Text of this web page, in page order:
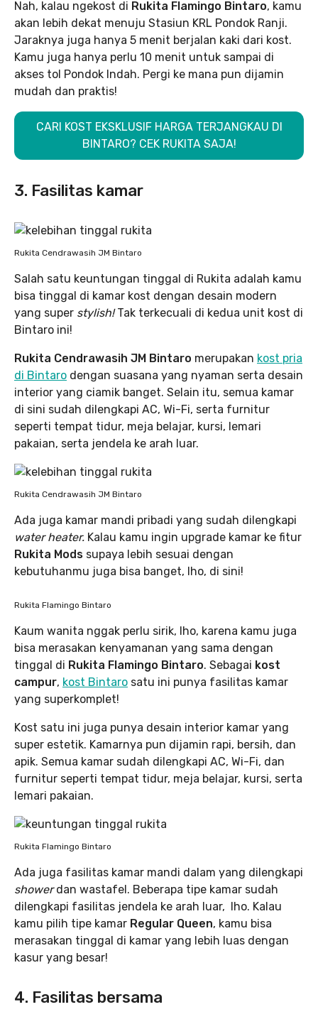
Nah, kalau ngekost di Rukita Flamingo Bintaro, kamu
akan lebih dekat menuju Stasiun KRL Pondok Ranji.
Jaraknya juga hanya 5 menit berjalan kaki dari kost.
Kamu juga hanya perlu 10 menit untuk sampai di
akses tol Pondok Indah. Pergi ke mana pun dijamin
mudah dan praktis!
CARI KOST EKSKLUSIF HARGA TERJANGKAU DI
BINTARO? CEK RUKITA SAJA!
3. Fasilitas kamar
Rukita Cendrawasih JM Bintaro
Salah satu keuntungan tinggal di Rukita adalah kamu
bisa tinggal di kamar kost dengan desain modern
yang super stylish!Tak terkecuali di kedua unit kost di
Bintaro ini!
Rukita Cendrawasih JM Bintaro merupakan kost pria
di Bintaro dengan suasana yang nyaman serta desain
interior yang ciamik banget. Selain itu, semua kamar
di sini sudah dilengkapi AC, Wi-Fi, serta furnitur
seperti tempat tidur, meja belajar, kursi, lemari
pakaian, serta jendela ke arah luar.
Rukita Cendrawasih JM Bintaro
Ada juga kamar mandi pribadi yang sudah dilengkapi
water heater. Kalau kamu ingin upgrade kamar ke fitur
Rukita Mods supaya lebih sesuai dengan
kebutuhanmu juga bisa banget, lho, di sini!
Rukita Flamingo Bintaro
Kaum wanita nggak perlu sirik, lho, karena kamu juga
bisa merasakan kenyamanan yang sama dengan
tinggal di Rukita Flamingo Bintaro. Sebagai kost
campur, kost Bintaro satu ini punya fasilitas kamar
yang superkomplet!
Kost satu ini juga punya desain interior kamar yang
super estetik. Kamarnya pun dijamin rapi, bersih, dan
apik. Semua kamar sudah dilengkapi AC, Wi-Fi, dan
furnitur seperti tempat tidur, meja belajar, kursi, serta
lemari pakaian.
Rukita Flamingo Bintaro
Ada juga fasilitas kamar mandi dalam yang dilengkapi
showerdan wastafel. Beberapa tipe kamar sudah
dilengkapi fasilitas jendela ke arah luar, lho. Kalau
kamu pilih tipe kamar Regular Queen, kamu bisa
merasakan tinggal di kamar yang lebih luas dengan
kasur yang besar!
4. Fasilitas bersama